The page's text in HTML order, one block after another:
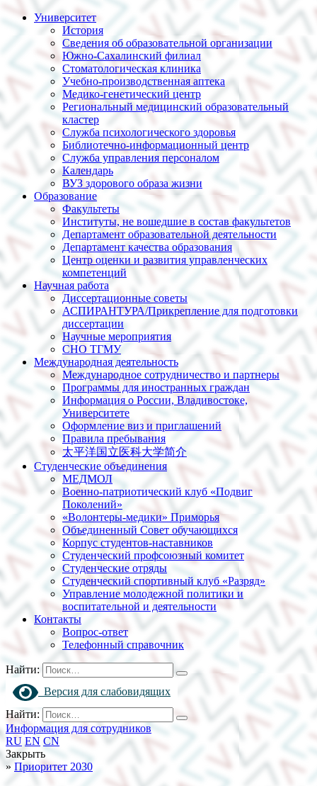
Университет
История
Сведения об образовательной организации
Южно-Сахалинский филиал
Стоматологическая клиника
Учебно-производственная аптека
Медико-генетический центр
Региональный медицинский образовательный
кластер
Служба психологического здоровья
Библиотечно-информационный центр
Служба управления персоналом
Календарь
ВУЗ здорового образа жизни
Образование
Факультеты
Институты, не вошедшие в состав факультетов
Департамент образовательной деятельности
Департамент качества образования
Центр оценки и развития управленческих
компетенций
Научная работа
Диссертационные советы
АСПИРАНТУРА/Прикрепление для подготовки
диссертации
Научные мероприятия
СНО ТГМУ
Международная деятельность
Международное сотрудничество и партнеры
Программы для иностранных граждан
Информация о России, Владивостоке,
Университете
Оформление виз и приглашений
Правила пребывания
太平洋国立医科大学简介
Студенческие объединения
МЕДМОЛ
Военно-патриотический клуб «Подвиг
Поколений»
«Волонтеры-медики» Приморья
Объединенный Совет обучающихся
Корпус студентов-наставников
Студенческий профсоюзный комитет
Студенческие отряды
Студенческий спортивный клуб «Разряд»
Управление молодежной политики и
воспитательной и деятельности
Контакты
Вопрос-ответ
Телефонный справочник
Найти:
Версия для слабовидящих
Найти:
Информация для сотрудников
RU EN CN
Закрыть
» Приоритет 2030